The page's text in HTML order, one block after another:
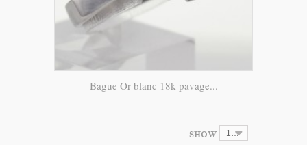
Bague Or blanc 18k pavage...
SHOW 12